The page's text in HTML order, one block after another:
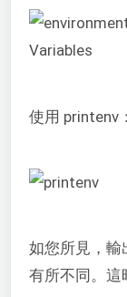
使用 printenv：
如您所見，輸
有所不同。這